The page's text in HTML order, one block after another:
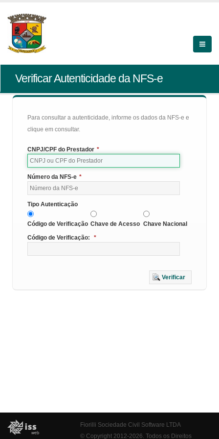
Verificar Autenticidade da NFS-e
Para consultar a autenticidade, informe os dados da NFS-e e
clique em consultar.
CNPJ/CPF do Prestador *
Número da NFS-e *
Tipo Autenticação
Código de Verificação Chave de Acesso Chave Nacional
Código de Verificação:
*
Verificar
Fiorilli Sociedade Civil Software LTDA
© Copyright 2012-2026. Todos os Direitos